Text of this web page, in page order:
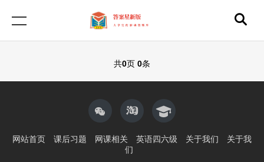
共0页 0条
网站首页 课后习题 网课相关 英语四六级 关于我们
关于我
们